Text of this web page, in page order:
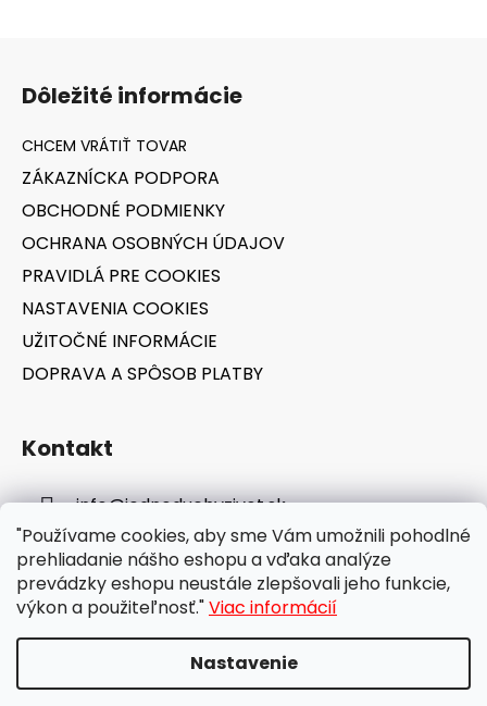
"Používame cookies, aby sme Vám umožnili pohodlné
prehliadanie nášho eshopu a vďaka analýze
prevádzky eshopu neustále zlepšovali jeho funkcie,
výkon a použiteľnosť."Viac informácií
Nastavenie
Dôležité informácie
ZÁKAZNÍCKA PODPORA
OBCHODNÉ PODMIENKY
OCHRANA OSOBNÝCH ÚDAJOV
PRAVIDLÁ PRE COOKIES
NASTAVENIA COOKIES
UŽITOČNÉ INFORMÁCIE
DOPRAVA A SPÔSOB PLATBY
Kontakt
info@jednoduchyzivot.sk
E-shop: 0948 647 767